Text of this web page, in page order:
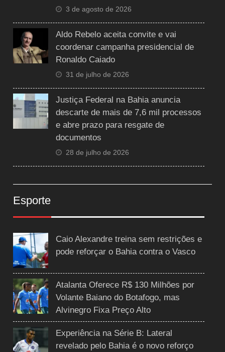
3 de agosto de 2026
Aldo Rebelo aceita convite e vai
coordenar campanha presidencial de
Ronaldo Caiado
31 de julho de 2026
Justiça Federal na Bahia anuncia
descarte de mais de 7,6 mil processos
e abre prazo para resgate de
documentos
28 de julho de 2026
Esporte
Caio Alexandre treina sem restrições e
pode reforçar o Bahia contra o Vasco
Atalanta Oferece R$ 130 Milhões por
Volante Baiano do Botafogo, mas
Alvinegro Fixa Preço Alto
Experiência na Série B: Lateral
revelado pelo Bahia é o novo reforço